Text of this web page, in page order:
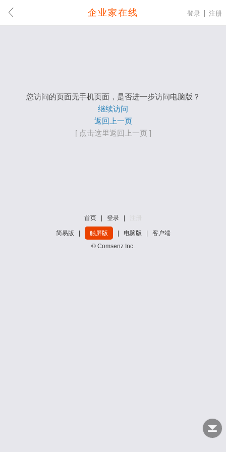
企业家在线 登录 注册
您访问的页面无手机页面，是否进一步访问电脑版？
继续访问
返回上一页
[ 点击这里返回上一页 ]
首页 登录
简易版 触屏版 电脑版
客户端
© Comsenz Inc.